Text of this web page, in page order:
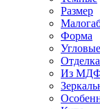
Размер
Форма
Угловые
Из